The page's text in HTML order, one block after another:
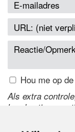
Hou me op
Als extra
handmatige
de code te